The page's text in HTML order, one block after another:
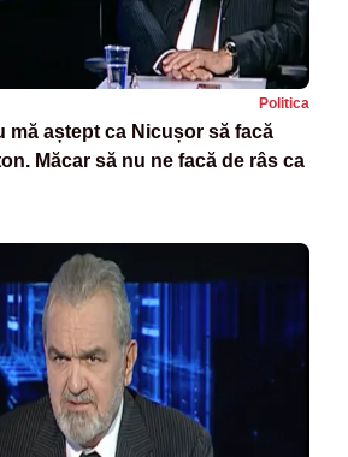
Politica
mă aștept ca Nicușor să facă
Măcar să nu ne facă de râs ca